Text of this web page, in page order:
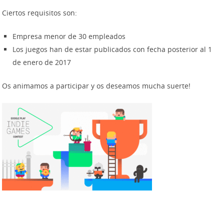
Ciertos requisitos son:
Empresa menor de 30 empleados
Los juegos han de estar publicados con fecha posterior al 1
de enero de 2017
Os animamos a participar y os deseamos mucha suerte!